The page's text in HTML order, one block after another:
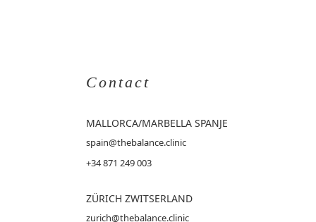
Contact
MALLORCA/MARBELLA SPANJE
spain@thebalance.clinic
+34 871 249 003
ZÜRICH ZWITSERLAND
zurich@thebalance.clinic